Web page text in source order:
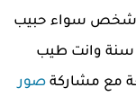
شخص سواء حبيب
سنة وانت طيب
مع مشاركةصور